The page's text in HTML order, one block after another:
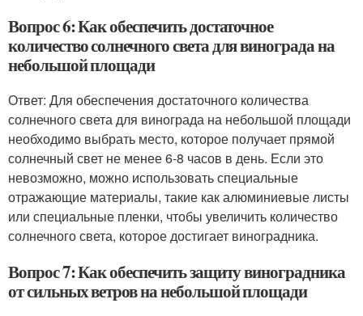
Вопрос 6: Как обеспечить достаточное
количество солнечного света для винограда на
небольшой площади
Ответ: Для обеспечения достаточного количества
солнечного света для винограда на небольшой площади
необходимо выбрать место, которое получает прямой
солнечный свет не менее 6-8 часов в день. Если это
невозможно, можно использовать специальные
отражающие материалы, такие как алюминиевые листы
или специальные пленки, чтобы увеличить количество
солнечного света, которое достигает виноградника.
Вопрос 7: Как обеспечить защиту виноградника
от сильных ветров на небольшой площади